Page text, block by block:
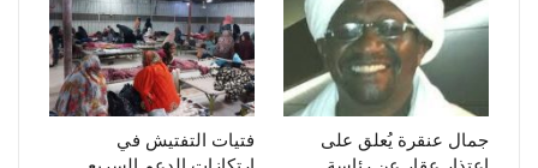
جمال عنقرة يُعلق على
فتيات التفتيش في